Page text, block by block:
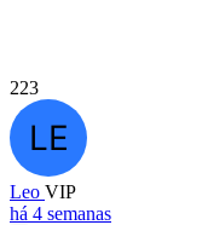
223
Leo VIP
há 4 semanas